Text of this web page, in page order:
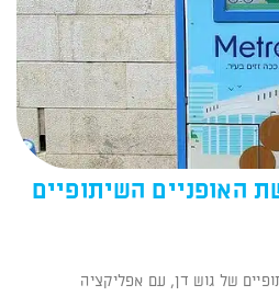
האופניים השיתופיים
של גוש דן, עם אפליקציה